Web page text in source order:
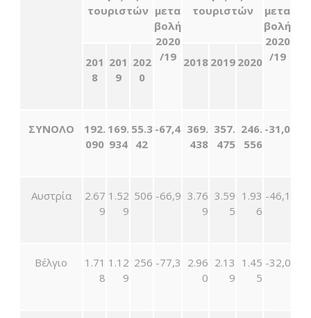
τουριστών μετα
βολή
2020
/19
τουριστών
μετα
βολή
2020
/19
201
8
201
9
202
0
2018 2019 2020
ΣΥΝΟΛΟ
192.
090
169.
934
55.3
42
-67,4 369.
438
357.
475
246.
556
-31,0
Αυστρία
2.67
9
1.52
9
506 -66,9 3.76
9
3.59
5
1.93
6
-46,1
Βέλγιο
1.71
8
1.12
9
256 -77,3 2.96
0
2.13
9
1.45
5
-32,0